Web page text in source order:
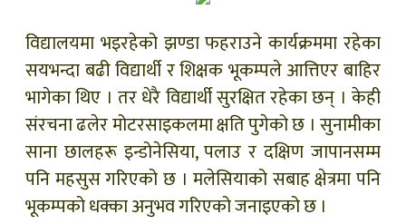
विद्यालयमा भइरहेको झण्डा फहराउने कार्यक्रममा रहेका
सयभन्दा बढी विद्यार्थी र शिक्षक भूकम्पले आत्तिएर बाहिर
भागेका थिए । तर धेरै विद्यार्थी सुरक्षित रहेका छन् । केही
संरचना ढलेर मोटरसाइकलमा क्षति पुगेको छ । सुनामीका
साना छालहरू इन्डोनेसिया, पलाउ र दक्षिण जापानसम्म
पनि महसुस गरिएको छ । मलेसियाको सबाह क्षेत्रमा पनि
भूकम्पको धक्का अनुभव गरिएको जनाइएको छ ।